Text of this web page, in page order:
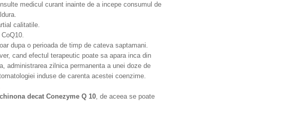
medicul curant inainte de a incepe consumul de
calitatile.
dupa o perioada de timp de cateva saptamani.
cand efectul terapeutic poate sa apara inca din
administrarea zilnica permanenta a unei doze de
induse de carenta acestei coenzime.
decat Conezyme Q 10, de aceea se poate